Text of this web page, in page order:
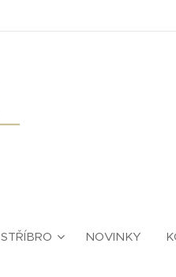
STŘÍBRO NOVINKY